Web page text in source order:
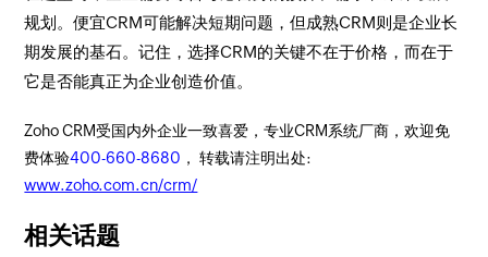
规划。便宜CRM可能解决短期问题，但成熟CRM则是企业长
期发展的基石。记住，选择CRM的关键不在于价格，而在于
它是否能真正为企业创造价值。
Zoho CRM受国内外企业一致喜爱，专业CRM系统厂商，欢迎免
费体验400-660-8680 ， 转载请注明出处:
www.zoho.com.cn/crm/
相关话题